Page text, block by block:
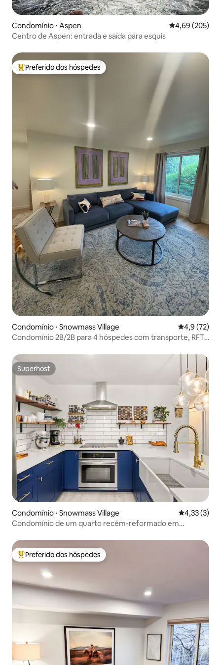
Condomínio ⋅ Aspen 4,69 de uma
4,69 (205)
Centro de Aspen: entrada e saída para esquis
Entre os melhores preferidos dos hóspedes
Preferido dos hóspedes
Condomínio ⋅ Snowmass Village 4,9 de uma
4,9 (72)
Condomínio 2B/2B para 4 hóspedes com transporte, RFTA
Superhost
Superhost
Condomínio ⋅ Snowmass Village 4,33 de
4,33 (3)
Condomínio de um quarto recém-reformado em
Entre os melhores preferidos dos hóspedes
Preferido dos hóspedes